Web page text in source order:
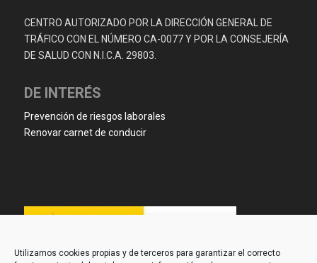
Utilizamos cookies propias y de terceros para garantizar el correcto
CENTRO AUTORIZADO POR LA DIRECCIÓN GENERAL DE
TRÁFICO CON EL NÚMERO CA-0077 Y POR LA CONSEJERÍA
DE SALUD CON N.I.C.A. 29803.
DE INTERÉS
Prevención de riesgos laborales
Renovar carnet de conducir